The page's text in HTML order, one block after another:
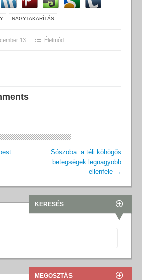
NAGYTAKARÍTÁS
13 Életmód
Sószoba: a téli köhögős
betegségek legnagyobb
ellenfele →
KERESÉS
MEGOSZTÁS